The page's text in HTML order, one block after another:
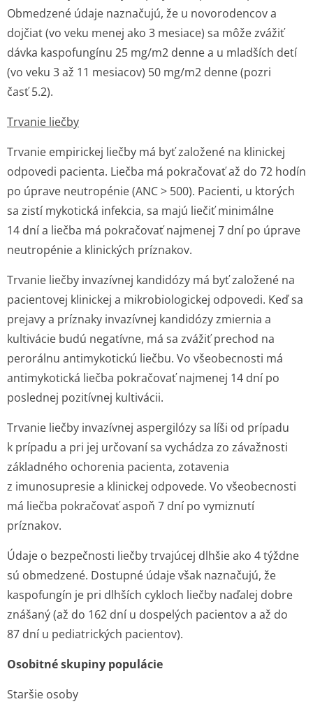
Obmedzené údaje naznačujú, že u novorodencov a
dojčiat (vo veku menej ako 3 mesiace) sa môže zvážiť
dávka kaspofungínu 25 mg/m2 denne a u mladších detí
(vo veku 3 až 11 mesiacov) 50 mg/m2 denne (pozri
časť 5.2).
Trvanie liečby
Trvanie empirickej liečby má byť založené na klinickej
odpovedi pacienta. Liečba má pokračovať až do 72 hodín
po úprave neutropénie (ANC > 500). Pacienti, u ktorých
sa zistí mykotická infekcia, sa majú liečiť minimálne
14 dní a liečba má pokračovať najmenej 7 dní po úprave
neutropénie a klinických príznakov.
Trvanie liečby invazívnej kandidózy má byť založené na
pacientovej klinickej a mikrobiologickej odpovedi. Keď sa
prejavy a príznaky invazívnej kandidózy zmiernia a
kultivácie budú negatívne, má sa zvážiť prechod na
perorálnu antimykotickú liečbu. Vo všeobecnosti má
antimykotická liečba pokračovať najmenej 14 dní po
poslednej pozitívnej kultivácii.
Trvanie liečby invazívnej aspergilózy sa líši od prípadu
k prípadu a pri jej určovaní sa vychádza zo závažnosti
základného ochorenia pacienta, zotavenia
z imunosupresie a klinickej odpovede. Vo všeobecnosti
má liečba pokračovať aspoň 7 dní po vymiznutí
príznakov.
Údaje o bezpečnosti liečby trvajúcej dlhšie ako 4 týždne
sú obmedzené. Dostupné údaje však naznačujú, že
kaspofungín je pri dlhších cykloch liečby naďalej dobre
znášaný (až do 162 dní u dospelých pacientov a až do
87 dní u pediatrických pacientov).
Osobitné skupiny populácie
Staršie osoby